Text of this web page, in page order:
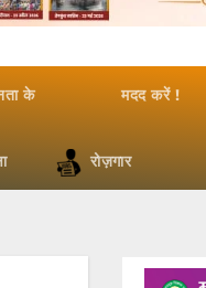
के मदद करें !
रोज़गार